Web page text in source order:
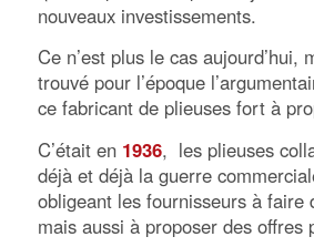
nouveaux investissements.
Ce n’est plus le cas aujourd’hui,
trouvé pour l’époque
ce fabricant de plieuses fort à
C’était en 1936, les plieuses
déjà et déjà la guerre
obligeant les fournisseurs à faire
mais aussi à proposer des